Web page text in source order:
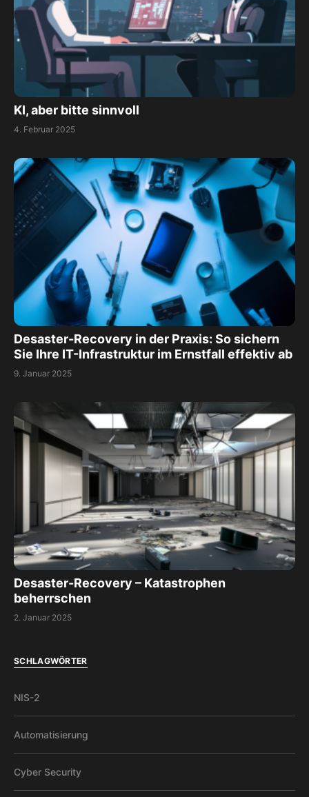
KI, aber bitte sinnvoll
4. Februar 2025
Desaster-Recovery in der Praxis: So sichern
Sie Ihre IT-Infrastruktur im Ernstfall effektiv ab
9. Januar 2025
Desaster-Recovery – Katastrophen
beherrschen
2. Januar 2025
SCHLAGWÖRTER
NIS-2
Automatisierung
Cyber Security